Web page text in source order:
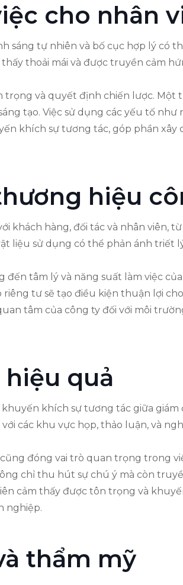
cho nhân
sáng tự nhiên và bố cục hợp lý có
thoải mái và được truyền cảm
trọng và quyết định chiến lược.
tạo. Việc sử dụng các yếu tố như
khích sự tương tác, góp phần xây
hiệu
khách hàng, đối tác và nhân viên,
liệu sử dụng có thể phản ánh triết
tâm lý và năng suất làm việc
tư sẽ tạo điều kiện thuận lợi
tâm của công ty đối với môi
quả
khích sự tương tác giữa giám
các khu vực họp, thảo luận, và
đóng vai trò quan trọng trong
chỉ thu hút sự chú ý mà còn
cảm thấy được tôn trọng và
nghiệp.
thẩm mỹ